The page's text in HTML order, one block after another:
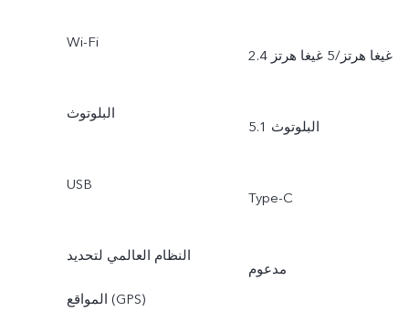
Wi-Fi
2.4 غيغا هرتز/5 غيغا هرتز
البلوتوث
البلوتوث 5.1
USB
Type-C
النظام العالمي لتحديد
المواقع (GPS)
مدعوم